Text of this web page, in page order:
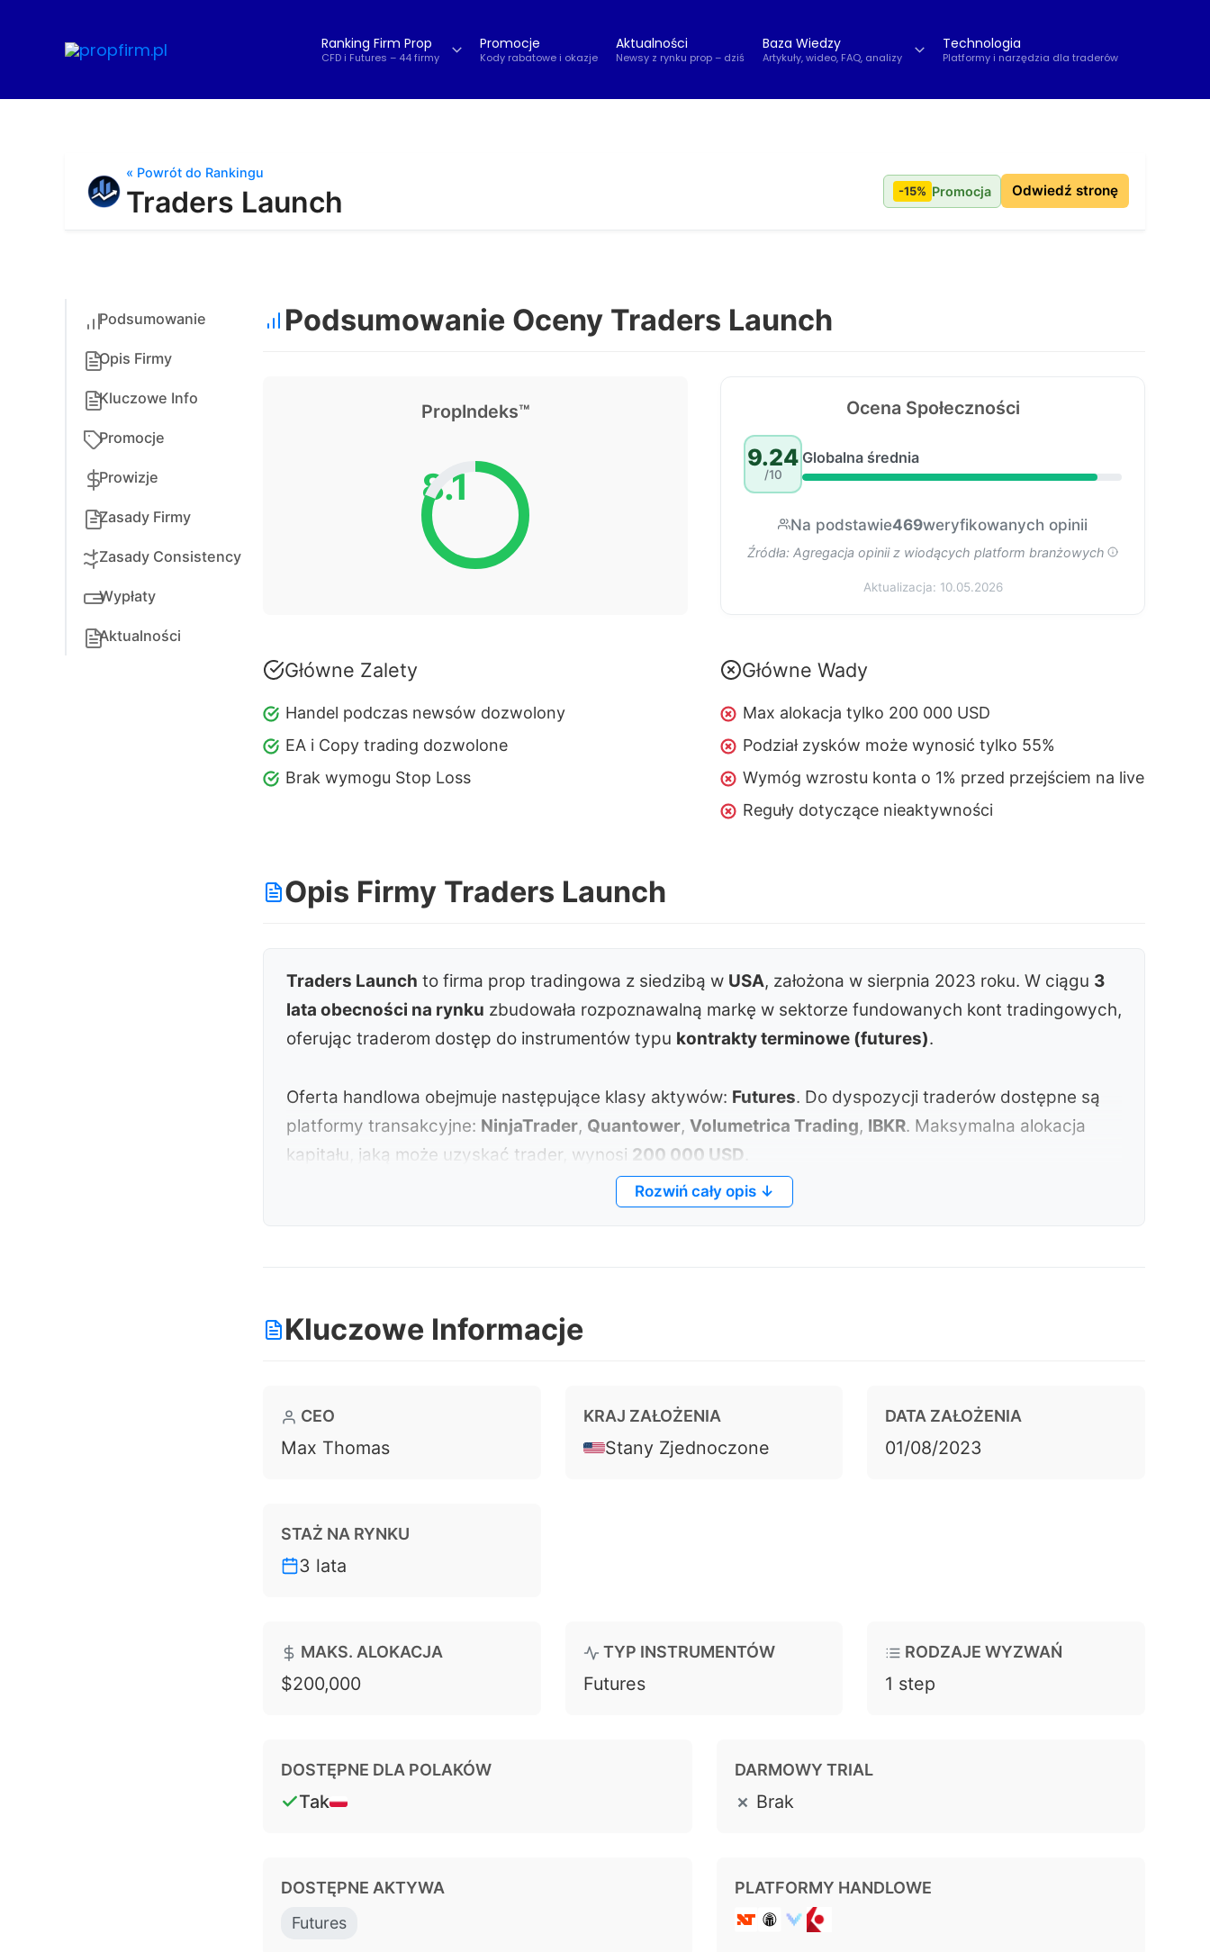
Ranking Firm Prop
CFD i Futures – 44 firmy
Promocje
Kody rabatowe i okazje
Aktualności
Newsy z rynku prop – dziś
Baza Wiedzy
Artykuły, wideo, FAQ, analizy
Technologia
Platformy i narzędzia dla traderów
« Powrót do Rankingu
Traders Launch -15% Promocja Odwiedź stronę
Podsumowanie
Opis Firmy
Kluczowe Info
Promocje
Prowizje
Zasady Firmy
Zasady Consistency
Wypłaty
Aktualności
Podsumowanie Oceny Traders Launch
PropIndeks™
8.1
Ocena Społeczności
9.24
/10
Globalna średnia
Na podstawie469weryfikowanych opinii
Źródła: Agregacja opinii z wiodących platform branżowych
Aktualizacja: 10.05.2026
Główne Zalety
Handel podczas newsów dozwolony
EA i Copy trading dozwolone
Brak wymogu Stop Loss
Główne Wady
Max alokacja tylko 200 000 USD
Podział zysków może wynosić tylko 55%
Wymóg wzrostu konta o 1% przed przejściem na live
Reguły dotyczące nieaktywności
Opis Firmy Traders Launch
Traders Launch to firma prop tradingowa z siedzibą w USA, założona w sierpnia 2023 roku. W ciągu 3
lata obecności na rynku zbudowała rozpoznawalną markę w sektorze fundowanych kont tradingowych,
oferując traderom dostęp do instrumentów typu kontrakty terminowe (futures).
Oferta handlowa obejmuje następujące klasy aktywów: Futures. Do dyspozycji traderów dostępne są
platformy transakcyjne: NinjaTrader, Quantower, Volumetrica Trading, IBKR. Maksymalna alokacja
kapitału, jaką może uzyskać trader, wynosi 200 000 USD
Na żądanie (powyżej buforu). Reguła spójności 40% (zysk z dnia <40% celu zysku, tylko faza challenge).
Rozwiń cały opis ↓
Kluczowe Informacje
CEO
Max Thomas
KRAJ ZAŁOŻENIA
Stany Zjednoczone
DATA ZAŁOŻENIA
01/08/2023
STAŻ NA RYNKU
3 lata
MAKS. ALOKACJA
$200,000
TYP INSTRUMENTÓW
Futures
RODZAJE WYZWAŃ
1 step
DOSTĘPNE DLA POLAKÓW
Tak
DARMOWY TRIAL
Brak
DOSTĘPNE AKTYWA
Futures
PLATFORMY HANDLOWE